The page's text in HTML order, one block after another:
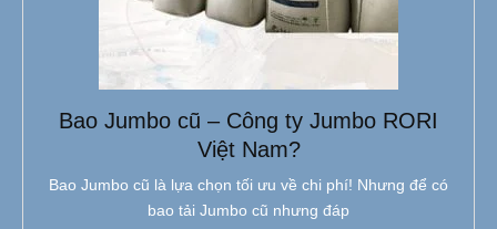
Bao Jumbo cũ – Công ty Jumbo RORI
Việt Nam?
Bao Jumbo cũ là lựa chọn tối ưu về chi phí! Nhưng để có
bao tải Jumbo cũ nhưng đáp